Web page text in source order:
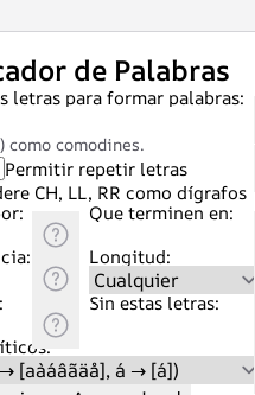
de Palabras
letras para formar palabras:
como comodines.
Permitir repetir letras
CH, LL, RR como dígrafos
Que terminen en:
Longitud:
Sin estas letras: